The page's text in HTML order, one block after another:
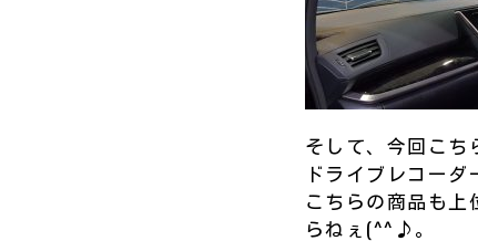
そして、今回こち
ドライブレコーダ
こちらの商品も
らねぇ(^^♪。